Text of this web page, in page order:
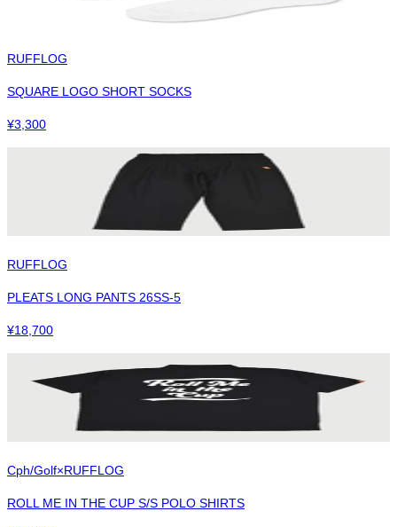
RUFFLOG
SQUARE LOGO SHORT SOCKS
¥3,300
RUFFLOG
PLEATS LONG PANTS 26SS-5
¥18,700
Cph/Golf×RUFFLOG
ROLL ME IN THE CUP S/S POLO SHIRTS